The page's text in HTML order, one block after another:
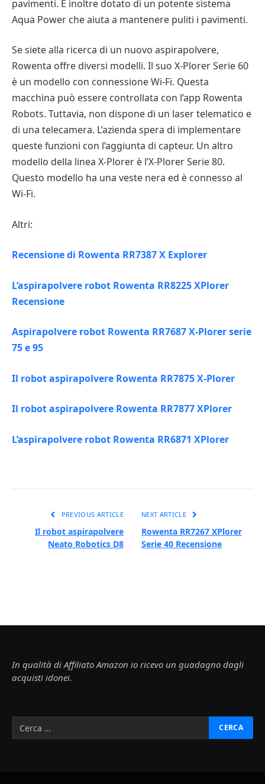
pavimenti. È inoltre dotato di un potente sistema
Aqua Power che aiuta a mantenere puliti i pavimenti.
Se siete alla ricerca di un nuovo aspirapolvere,
Rowenta offre diversi modelli. Il suo X-Plorer Serie 60
è un modello con connessione Wi-Fi. Questa
macchina può essere controllata con l’app Rowenta
Robots. Tuttavia, non dispone di un laser telematico e
di una telecamera. L’azienda spera di implementare
queste funzioni con l’aggiunta di capteur. Un altro
modello della linea X-Plorer è l’X-Plorer Serie 80.
Questo modello ha una veste nera ed è connesso al
Wi-Fi.
Altri:
Recensione di Rowenta RR7387 X Explorer
L’aspirapolvere robot Rowenta RR8225 XPlorer
Recensione
Aspirapolvere robot Rowenta RR7687 X-Plorer serie
75 e 95
Il robot aspirapolvere Rowenta RR7875 X-Plorer
Il robot aspirapolvere Rowenta RR7877 XPlorer
L’aspirapolvere robot Rowenta RR6871 XPlorer
PREVIOUS ARTICLE
Il robot aspirapolvere
Neato Robotics D8
NEXT ARTICLE
Rowenta RR7267 XPlorer
Serie 40 Recensione
In qualità di Affiliato Amazon io ricevo un guadagno dagli
acquisti idonei.